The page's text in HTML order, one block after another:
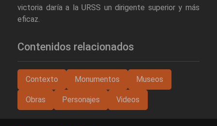
victoria daría a la URSS un dirigente superior y más
eficaz.
Contenidos relacionados
Contexto Monumentos Museos
Obras Personajes Videos